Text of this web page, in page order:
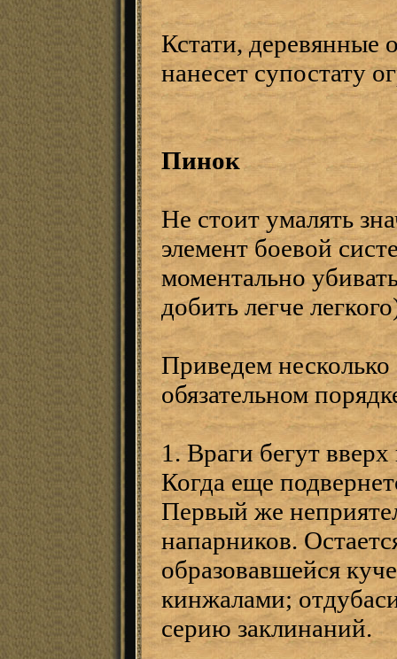
Кстати, деревянные
нанесет супостату
Пинок
Не стоит умалять
элемент боевой
моментально
добить легче
Приведем несколько
обязательном
1. Враги бегут
Когда еще
Первый же
напарников.
образовавшейся
кинжалами;
серию заклинаний.